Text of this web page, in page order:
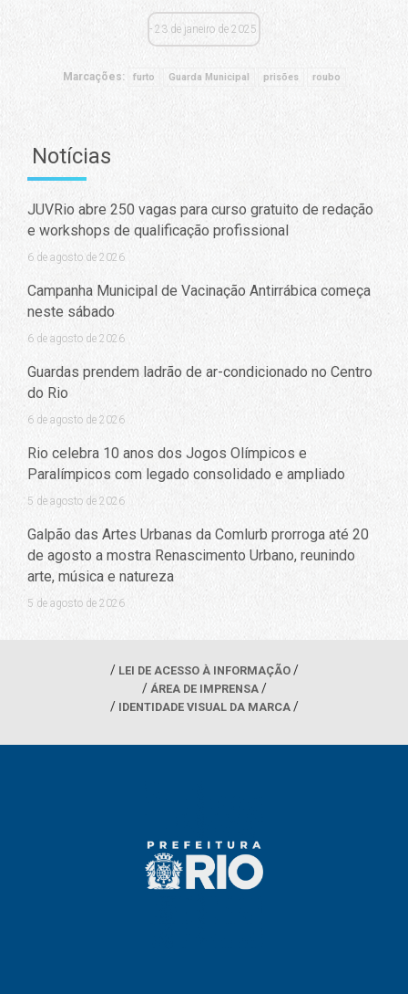
23 de janeiro de 2025
Marcações: furto Guarda Municipal prisões roubo
Notícias
JUVRio abre 250 vagas para curso gratuito de redação
e workshops de qualificação profissional
6 de agosto de 2026
Campanha Municipal de Vacinação Antirrábica começa
neste sábado
6 de agosto de 2026
Guardas prendem ladrão de ar-condicionado no Centro
do Rio
6 de agosto de 2026
Rio celebra 10 anos dos Jogos Olímpicos e
Paralímpicos com legado consolidado e ampliado
5 de agosto de 2026
Galpão das Artes Urbanas da Comlurb prorroga até 20
de agosto a mostra Renascimento Urbano, reunindo
arte, música e natureza
5 de agosto de 2026
LEI DE ACESSO À INFORMAÇÃO
ÁREA DE IMPRENSA
IDENTIDADE VISUAL DA MARCA